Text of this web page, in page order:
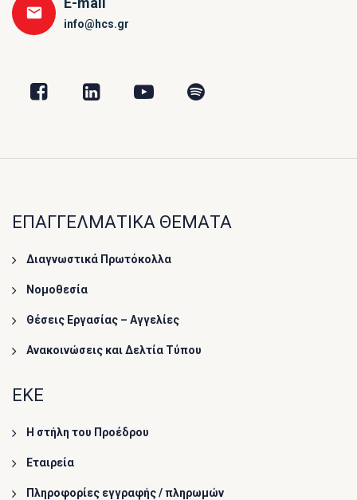
info@hcs.gr
ΕΠΑΓΓΕΛΜΑΤΙΚΑ ΘΕΜΑΤΑ
Διαγνωστικά Πρωτόκολλα
Νομοθεσία
Θέσεις Εργασίας – Αγγελίες
Ανακοινώσεις και Δελτία Τύπου
ΕΚΕ
Η στήλη του Προέδρου
Εταιρεία
Πληροφορίες εγγραφής / πληρωμών